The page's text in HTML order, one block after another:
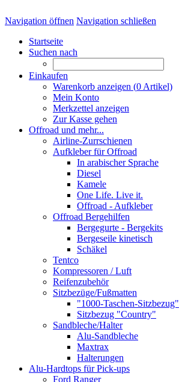
Navigation öffnen Navigation schließen
Startseite
Suchen nach
Einkaufen
Warenkorb anzeigen (0 Artikel)
Mein Konto
Merkzettel anzeigen
Zur Kasse gehen
Offroad und mehr...
Airline-Zurrschienen
Aufkleber für Offroad
In arabischer Sprache
Diesel
Kamele
One Life. Live it.
Offroad - Aufkleber
Offroad Bergehilfen
Bergegurte - Bergekits
Bergeseile kinetisch
Schäkel
Tentco
Kompressoren / Luft
Reifenzubehör
Sitzbezüge/Fußmatten
"1000-Taschen-Sitzbezug"
Sitzbezug "Country"
Sandbleche/Halter
Alu-Sandbleche
Maxtrax
Halterungen
Alu-Hardtops für Pick-ups
Ford Ranger